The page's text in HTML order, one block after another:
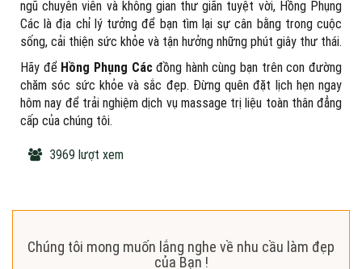
ngũ chuyên viên và không gian thư giãn tuyệt vời, Hồng Phụng
Các là địa chỉ lý tưởng để bạn tìm lại sự cân bằng trong cuộc
sống, cải thiện sức khỏe và tận hưởng những phút giây thư thái.
Hãy để Hồng Phụng Các đồng hành cùng bạn trên con đường
chăm sóc sức khỏe và sắc đẹp. Đừng quên đặt lịch hẹn ngay
hôm nay để trải nghiệm dịch vụ massage trị liệu toàn thân đẳng
cấp của chúng tôi.
3969 lượt xem
Chúng tôi mong muốn lắng nghe về nhu cầu làm đẹp
của Bạn !